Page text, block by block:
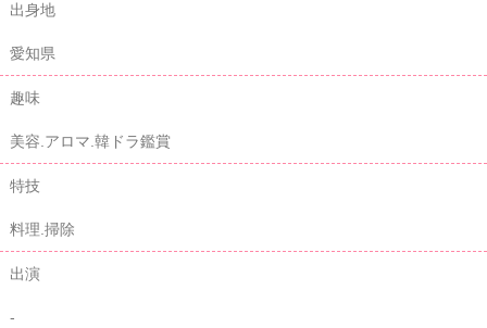
出身地
愛知県
趣味
美容.アロマ.韓ドラ鑑賞
特技
料理.掃除
出演
-